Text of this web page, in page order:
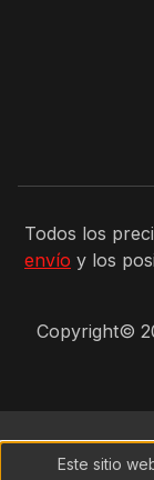
Todos los
envío y los
Copyright©
Este sitio